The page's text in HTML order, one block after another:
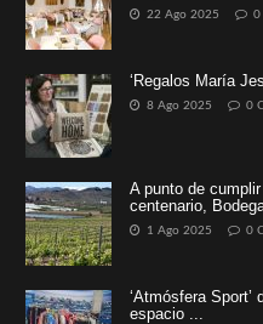
22 Ago 2025 0
‘Regalos María
8 Ago 2025 0
A punto de
centenario,
1 Ago 2025 0
‘Atmósfera Sport’
espacio ...